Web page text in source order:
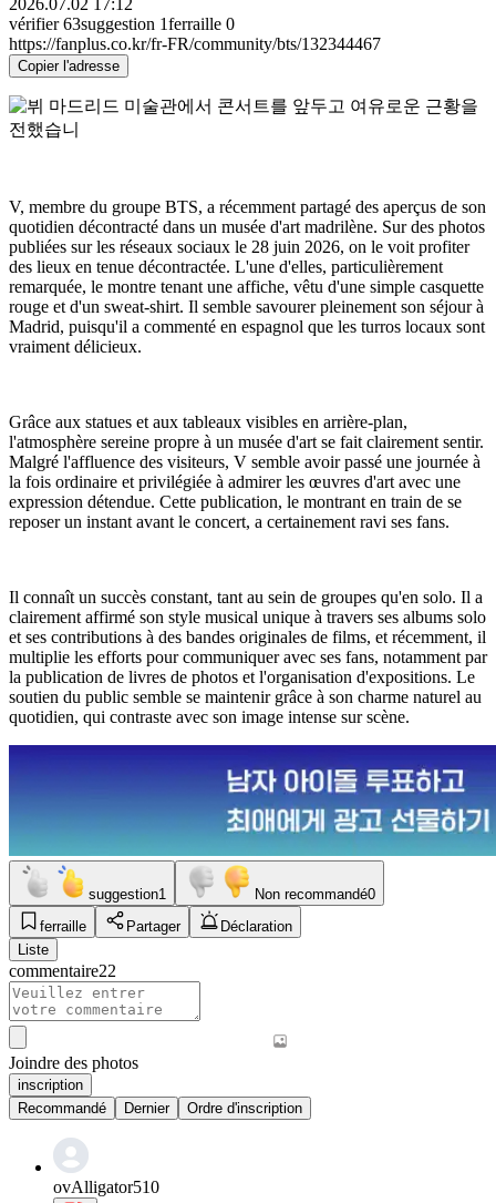
vérifier 63suggestion 1ferraille 0
https://fanplus.co.kr/fr-FR/community/bts/132344467
Copier l'adresse
V, membre du groupe BTS, a récemment partagé des aperçus de son
quotidien décontracté dans un musée d'art madrilène. Sur des photos
publiées sur les réseaux sociaux le 28 juin 2026, on le voit profiter
des lieux en tenue décontractée. L'une d'elles, particulièrement
remarquée, le montre tenant une affiche, vêtu d'une simple casquette
rouge et d'un sweat-shirt. Il semble savourer pleinement son séjour à
Madrid, puisqu'il a commenté en espagnol que les turros locaux sont
vraiment délicieux.
Grâce aux statues et aux tableaux visibles en arrière-plan,
l'atmosphère sereine propre à un musée d'art se fait clairement sentir.
Malgré l'affluence des visiteurs, V semble avoir passé une journée à
la fois ordinaire et privilégiée à admirer les œuvres d'art avec une
expression détendue. Cette publication, le montrant en train de se
reposer un instant avant le concert, a certainement ravi ses fans.
Il connaît un succès constant, tant au sein de groupes qu'en solo. Il a
clairement affirmé son style musical unique à travers ses albums solo
et ses contributions à des bandes originales de films, et récemment, il
multiplie les efforts pour communiquer avec ses fans, notamment par
la publication de livres de photos et l'organisation d'expositions. Le
soutien du public semble se maintenir grâce à son charme naturel au
quotidien, qui contraste avec son image intense sur scène.
suggestion1 Non recommandé0
ferraille
Partager
Déclaration
Liste
commentaire22
Joindre des photos
inscription
Recommandé
Dernier Ordre d'inscription
ovAlligator510